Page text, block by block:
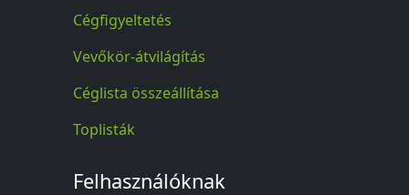
Cégfigyeltetés
Vevőkör-átvilágítás
Céglista összeállítása
Toplisták
Felhasználóknak